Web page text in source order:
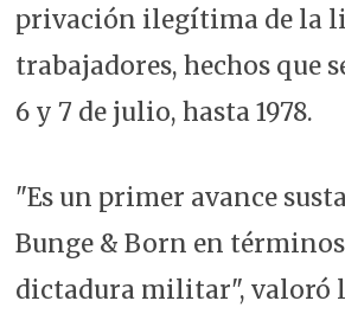
privación ilegítima de la
trabajadores, hechos que
6 y 7 de julio, hasta 1978.
"Es un primer avance
Bunge & Born en
dictadura militar", valoró